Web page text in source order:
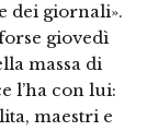
dei giornali».
giovedì
massa di
l’ha con lui:
maestri e